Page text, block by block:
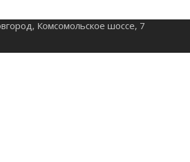
Комсомольское шоссе, 7